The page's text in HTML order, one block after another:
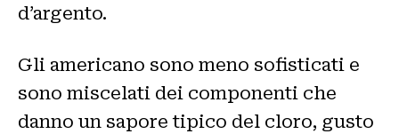
d’argento.
Gli americano sono meno sofisticati e
sono miscelati dei componenti che
danno un sapore tipico del cloro, gusto